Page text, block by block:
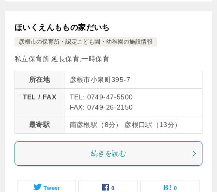
ほいくえんももの家だいち
彦根市の保育所・認定こども園・幼稚園の施設情報
私立保育所 延長保育,一時保育
所在地 彦根市小泉町395-7
TEL / FAX
TEL: 0749-47-5500
FAX: 0749-26-2150
最寄駅 南彦根駅（8分） 彦根口駅（13分）
続きを読む
Tweet 0 0